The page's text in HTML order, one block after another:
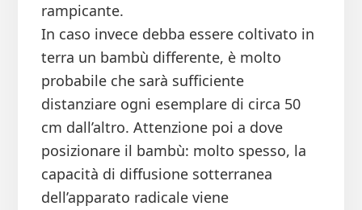
rampicante.
In caso invece debba essere coltivato in
terra un bambù differente, è molto
probabile che sarà sufficiente
distanziare ogni esemplare di circa 50
cm dall’altro. Attenzione poi a dove
posizionare il bambù: molto spesso, la
capacità di diffusione sotterranea
dell’apparato radicale viene